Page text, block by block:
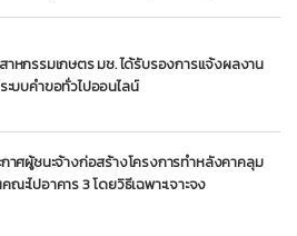
หกรรมเกษตร มช. ได้รับรองการแจ้งผลงาน
ะบบคำขอทั่วไปออนไลน์
าศผู้ชนะจ้างก่อสร้างโครงการทำหลังคาคลุม
ะไปอาคาร 3 โดยวิธีเฉพาะเจาะจง